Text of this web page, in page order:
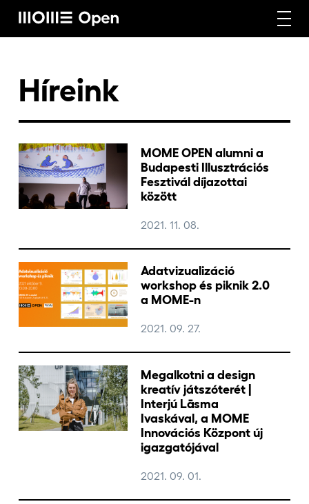
Vállalati képzéseink
Hírek
Jelentkezőknek
Kapcsolat
Híreink
MOME OPEN alumni a
Budapesti Illusztrációs
Fesztivál díjazottai
között
2021. 11. 08.
Adatvizualizáció
workshop és piknik 2.0
a MOME-n
2021. 09. 27.
Megalkotni a design
kreatív játszóterét |
Interjú Lāsma
Ivaskával, a MOME
Innovációs Központ új
igazgatójával
2021. 09. 01.